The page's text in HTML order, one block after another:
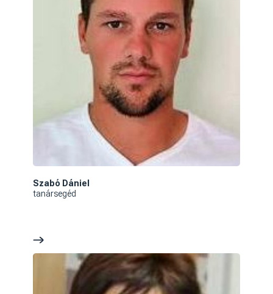
Szabó Dániel
tanársegéd